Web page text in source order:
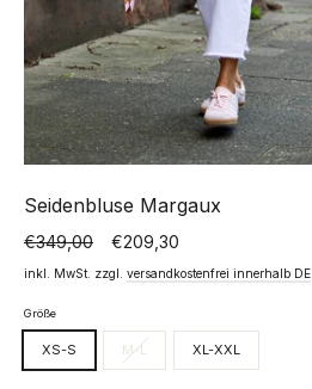
Seidenbluse Margaux
Normaler
Preis
€349,00
Sonderpreis €209,30
inkl. MwSt. zzgl. versandkostenfrei innerhalb DE
Größe
XS-S M-L XL-XXL